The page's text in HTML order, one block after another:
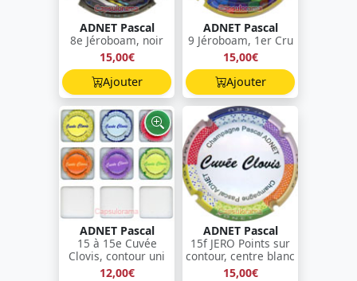
ADNET Pascal
8e Jéroboam, noir
15,00€
Ajouter
ADNET Pascal
9 Jéroboam, 1er Cru
15,00€
Ajouter
ADNET Pascal
15 à 15e Cuvée
Clovis, contour uni
12,00€
ADNET Pascal
15f JERO Points sur
contour, centre blanc
15,00€